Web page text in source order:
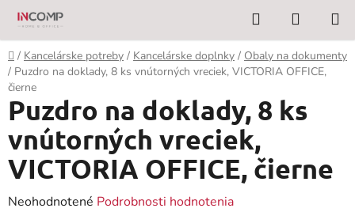
Prejsť
obsah
Hľadať
KOŠÍK
Domov
/ Kancelárske potreby / Kancelárske doplnky / Obaly na dokumenty
/ Puzdro na doklady, 8 ks vnútorných vreciek, VICTORIA OFFICE,
čierne
Puzdro na doklady, 8 ks
vnútorných vreciek,
VICTORIA OFFICE, čierne
Priemerné
Neohodnotené Podrobnosti hodnotenia